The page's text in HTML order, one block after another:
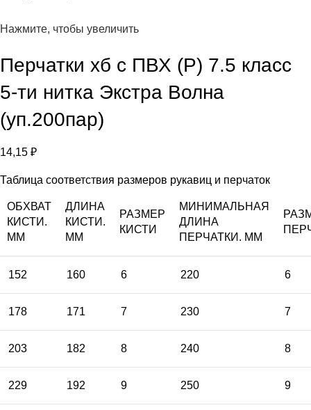
Нажмите, чтобы увеличить
Перчатки хб с ПВХ (Р) 7.5 класс
5-ти нитка Экстра Волна
(уп.200пар)
14,15 ₽
Таблица соответствия размеров рукавиц и перчаток
ОБХВАТ
КИСТИ.
ММ
ДЛИНА
КИСТИ.
ММ
РАЗМЕР
КИСТИ
МИНИМАЛЬНАЯ
ДЛИНА
ПЕРЧАТКИ. ММ
152 160 6 220 6
178 171 7 230 7
203 182 8 240 8
229 192 9 250 9